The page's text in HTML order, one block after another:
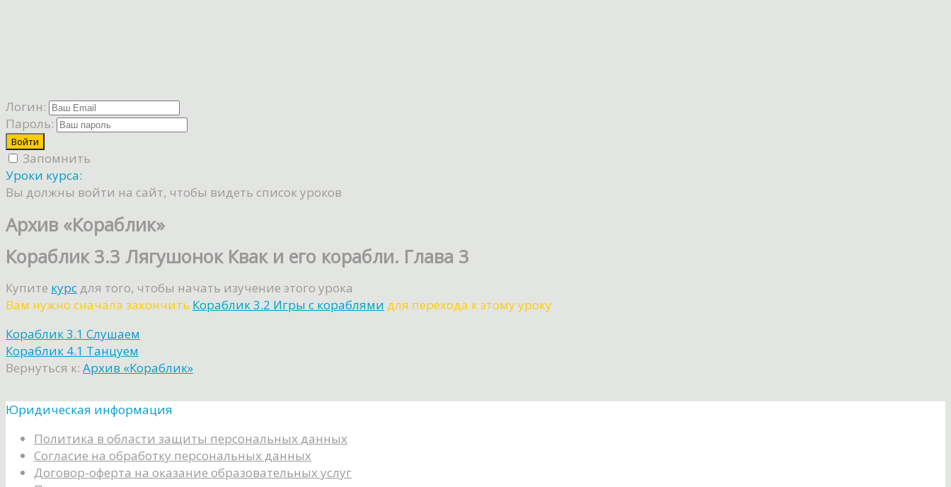
Логин:
Пароль:
Запомнить
Уроки курса:
Вы должны войти на сайт, чтобы видеть список уроков
Архив «Кораблик»
Кораблик 3.3 Лягушонок Квак и его корабли. Глава 3
Купите курс для того, чтобы начать изучение этого урока
Вам нужно сначала закончить Кораблик 3.2 Игры с кораблями для перехода к этому уроку
Кораблик 3.1 Слушаем
Кораблик 4.1 Танцуем
Вернуться к: Архив «Кораблик»
Юридическая информация
Политика в области защиты персональных данных
Согласие на обработку персональных данных
Договор-оферта на оказание образовательных услуг